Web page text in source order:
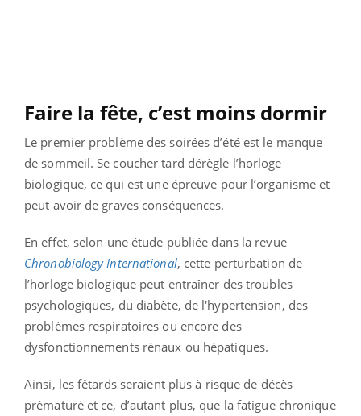
Faire la fête, c’est moins dormir
Le premier problème des soirées d’été est le manque
de sommeil. Se coucher tard dérègle l’horloge
biologique, ce qui est une épreuve pour l’organisme et
peut avoir de graves conséquences.
En effet, selon une étude publiée dans la revue
Chronobiology International, cette perturbation de
l’horloge biologique peut entraîner des troubles
psychologiques, du diabète, de l'hypertension, des
problèmes respiratoires ou encore des
dysfonctionnements rénaux ou hépatiques.
Ainsi, les fêtards seraient plus à risque de décès
prématuré et ce, d’autant plus, que la fatigue chronique